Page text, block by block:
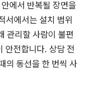
에서 반복될 장면을
서에서는 설치 범위
관리할 사람이 불편
안전합니다. 상담 전
의 동선을 한 번씩 사